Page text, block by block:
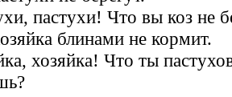
пастухи! Что вы коз не
блинами не кормит.
хозяйка! Что ты